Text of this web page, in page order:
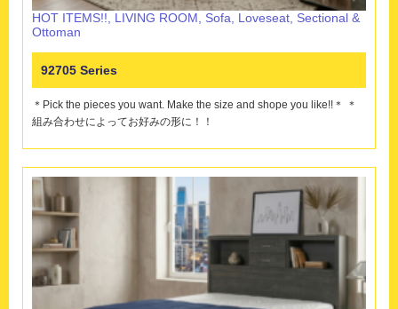
HOT ITEMS!! LIVING ROOM Sofa Loveseat Sectional &
Ottoman
92705 Series
＊Pick the pieces you want. Make the size and shope you like!!＊ ＊
組み合わせによってお好みの形に！！